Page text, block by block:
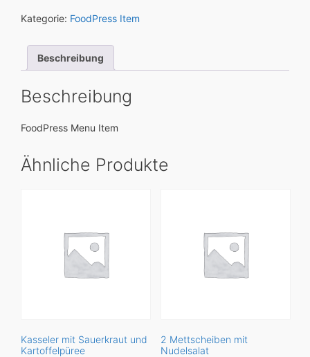
und
Salzkartoffeln
Kategorie: FoodPress Item
Beschreibung
Beschreibung
FoodPress Menu Item
Ähnliche Produkte
Kasseler mit Sauerkraut und
Kartoffelpüree
2 Mettscheiben mit
Nudelsalat